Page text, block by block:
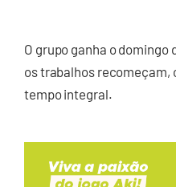
O grupo ganha o domingo
os trabalhos recomeçam,
tempo integral.